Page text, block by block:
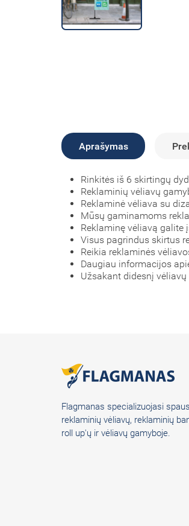
Aprašymas
Rinkitės iš 6 skirtingų
Reklaminių vėliavų
Reklaminė vėliava su
Mūsų gaminamoms
Reklaminę vėliavą galite
Visus pagrindus skirtus
Reikia reklaminės
Daugiau informacijos
Užsakant didesnį
Flagmanas specializuojasi
reklaminių vėliavų, reklaminių
roll up'ų ir vėliavų gamyboje.